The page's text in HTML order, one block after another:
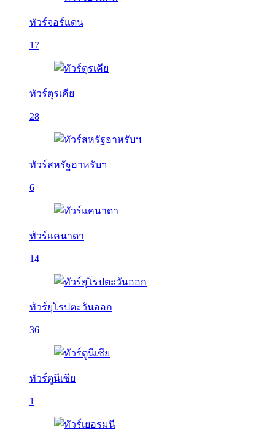
ทัวร์จอร์แดน
17
ทัวร์ตุรเคีย
28
ทัวร์สหรัฐอาหรับฯ
6
ทัวร์แคนาดา
14
ทัวร์ยุโรปตะวันออก
36
ทัวร์ตูนีเซีย
1